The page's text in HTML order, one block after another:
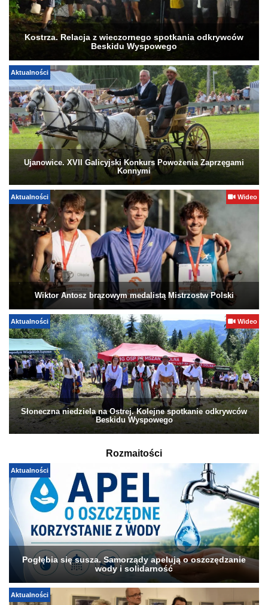
Kostrza. Relacja z wieczornego spotkania odkrywców
Beskidu Wyspowego
Aktualności
Ujanowice. XVII Galicyjski Konkurs Powożenia Zaprzęgami
Konnymi
Aktualności Wideo
Wiktor Antosz brązowym medalistą Mistrzostw Polski
Aktualności Wideo
Słoneczna niedziela na Ostrej. Kolejne spotkanie odkrywców
Beskidu Wyspowego
Rozmaitości
Aktualności
Pogłębia się susza. Samorządy apelują o oszczędzanie
wody i solidarność
Aktualności